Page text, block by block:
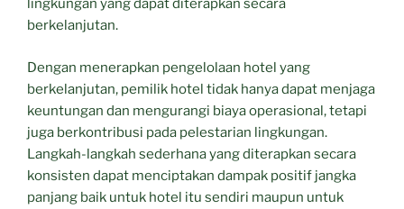
lingkungan yang dapat diterapkan secara
berkelanjutan.
Dengan menerapkan pengelolaan hotel yang
berkelanjutan, pemilik hotel tidak hanya dapat menjaga
keuntungan dan mengurangi biaya operasional, tetapi
juga berkontribusi pada pelestarian lingkungan.
Langkah-langkah sederhana yang diterapkan secara
konsisten dapat menciptakan dampak positif jangka
panjang baik untuk hotel itu sendiri maupun untuk